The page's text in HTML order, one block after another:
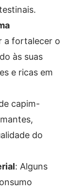
a fortalecer o
às suas
e ricas em
capim-
do
: Alguns